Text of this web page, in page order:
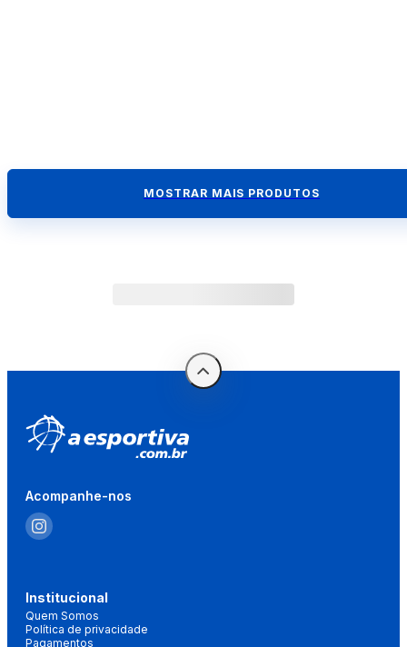
MOSTRAR MAIS PRODUTOS
Acompanhe-nos
Institucional
Quem Somos
Política de privacidade
Pagamentos